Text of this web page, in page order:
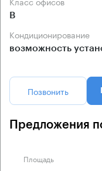
B
Кондиционирование
возможность
Позвонить
Предложения
Площадь